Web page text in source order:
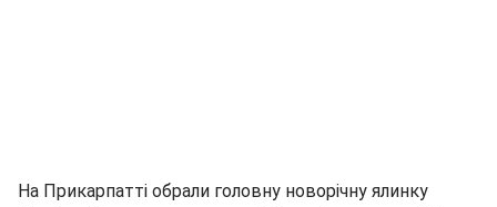
На Прикарпатті обрали головну новорічну ялинку